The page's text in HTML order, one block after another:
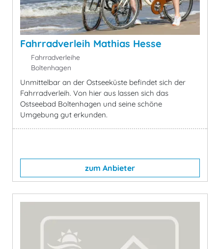
Fahrradverleih Mathias Hesse
Fahrradverleihe
Boltenhagen
Unmittelbar an der Ostseeküste befindet sich der
Fahrradverleih. Von hier aus lassen sich das
Ostseebad Boltenhagen und seine schöne
Umgebung gut erkunden.
zum Anbieter